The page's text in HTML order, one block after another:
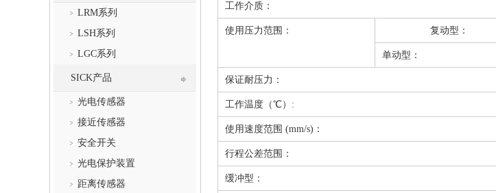
LRM系列
LSH系列
LGC系列
SICK产品
光电传感器
接近传感器
安全开关
光电保护装置
距离传感器
工作介质：
使用压力范围： 复动型：
单动型：
保证耐压力：
工作温度（℃）:
使用速度范围 (mm/s)：
行程公差范围：
缓冲型：